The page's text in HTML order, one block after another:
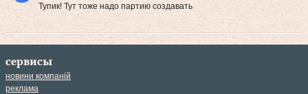
Тупик! Тут тоже надо партию создавать
сервисы
новини компаній
реклама